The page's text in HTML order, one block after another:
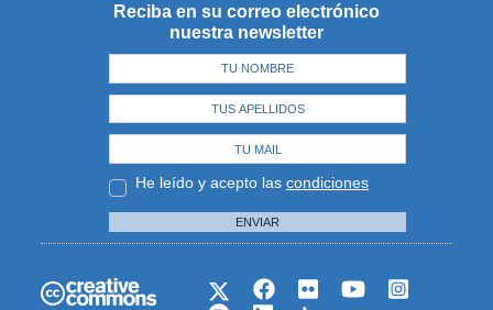
Reciba en su correo electrónico
nuestra newsletter
He leído y acepto las condiciones
ENVIAR